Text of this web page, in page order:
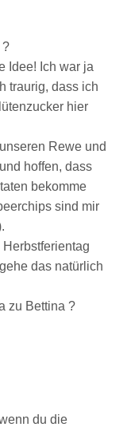
?
Idee! Ich war ja
traurig, dass ich
hier
Rewe und
hoffen, dass
bekomme
sind mir
das natürlich
zu Bettina ?
du die